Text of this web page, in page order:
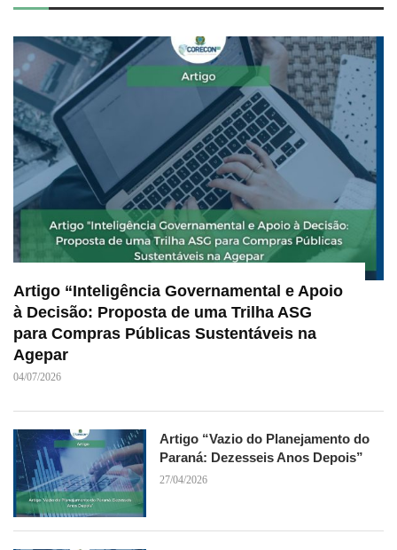
Artigo “Inteligência Governamental e Apoio
à Decisão: Proposta de uma Trilha ASG
para Compras Públicas Sustentáveis na
Agepar
04/07/2026
Artigo “Vazio do Planejamento do
Paraná: Dezesseis Anos Depois”
27/04/2026